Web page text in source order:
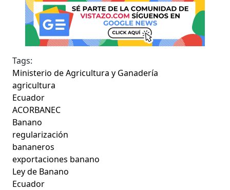
Tags:
Ministerio de Agricultura y Ganadería
agricultura
Ecuador
ACORBANEC
Banano
regularización
bananeros
exportaciones banano
Ley de Banano
Ecuador